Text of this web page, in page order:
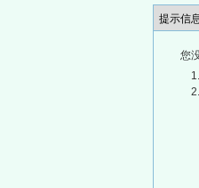
提示信
您